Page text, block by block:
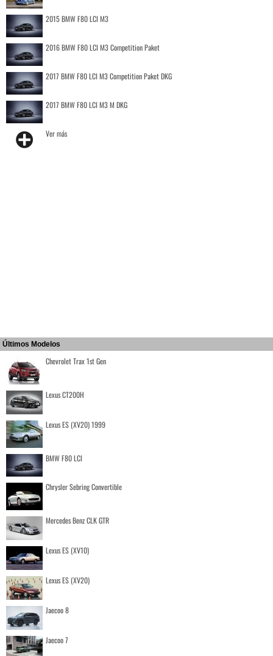
2015 BMW F80 LCI M3
2016 BMW F80 LCI M3 Competition Paket
2017 BMW F80 LCI M3 Competition Paket DKG
2017 BMW F80 LCI M3 M DKG
Ver más
Últimos Modelos
Chevrolet Trax 1st Gen
Lexus CT200H
Lexus ES (XV20) 1999
BMW F80 LCI
Chrysler Sebring Convertible
Mercedes Benz CLK GTR
Lexus ES (XV10)
Lexus ES (XV20)
Jaecoo 8
Jaecoo 7